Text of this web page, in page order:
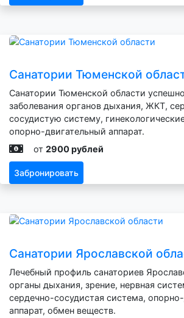
Санатории Тюменской
Санатории Тюменской области
заболевания органов дыхания, ЖКТ,
сосудистую систему,
опорно-двигательный аппарат.
от 2900 рублей
Забронировать
Санатории Ярославской
Лечебный профиль санаториев
органы дыхания, зрение, нервная
сердечно-сосудистая система,
аппарат, обмен веществ.